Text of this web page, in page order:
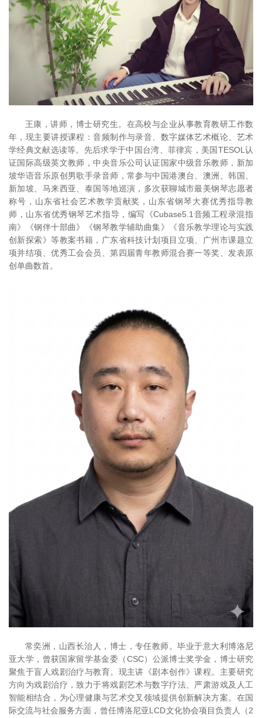
王康，讲师，博士研究生。在高校与企业从事教育教研工作数
年，现主要讲授课程：音频制作与录音、数字媒体艺术概论、艺术
学经典文献选读等。先后求学于中国台湾、菲律宾，美国TESOL认
证国际高级英文教师，中央音乐公司认证国家中级音乐教师，新加
坡华语音乐原创男歌手录音师，常参与中国港澳台、澳洲、韩国、
新加坡、马来西亚、泰国等地巡演，多次获聊城市最美钢琴志愿者
称号，山东省社会艺术教学贡献奖，山东省钢琴大赛优秀指导教
师，山东省优秀钢琴艺术指导，编写《Cubase5.1音频工程录混指
南》《钢伴十部曲》《钢琴教学辅助曲集》《音乐教学理论与实践
创新探索》等教案书籍，广东省科技计划项目立项、广州市课题立
项并结项、优秀工会会员、第四届青年教师混合赛一等奖、发表原
创单曲数首。
常奕洲，山西长治人，博士，专任教师。毕业于意大利博洛尼
亚大学，曾获国家留学基金委（CSC）公派博士奖学金，博士研究
聚焦于盲人戏剧治疗与教育。现主讲《剧本创作》课程。主要研究
方向为戏剧治疗，致力于将戏剧艺术与数字疗法、严肃游戏及人工
智能相结合，为心理健康与艺术交叉领域提供创新解决方案。在国
际交流与社会服务方面，曾任博洛尼亚LCD文化协会项目负责人（2